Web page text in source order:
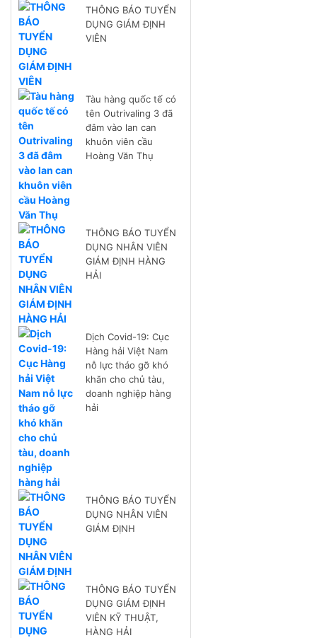
THÔNG BÁO TUYỂN
DỤNG GIÁM ĐỊNH
VIÊN
Tàu hàng quốc tế có
tên Outrivaling 3 đã
đâm vào lan can
khuôn viên cầu
Hoàng Văn Thụ
THÔNG BÁO TUYỂN
DỤNG NHÂN VIÊN
GIÁM ĐỊNH HÀNG
HẢI
Dịch Covid-19: Cục
Hàng hải Việt Nam
nỗ lực tháo gỡ khó
khăn cho chủ tàu,
doanh nghiệp hàng
hải
THÔNG BÁO TUYỂN
DỤNG NHÂN VIÊN
GIÁM ĐỊNH
THÔNG BÁO TUYỂN
DỤNG GIÁM ĐỊNH
VIÊN KỸ THUẬT,
HÀNG HẢI